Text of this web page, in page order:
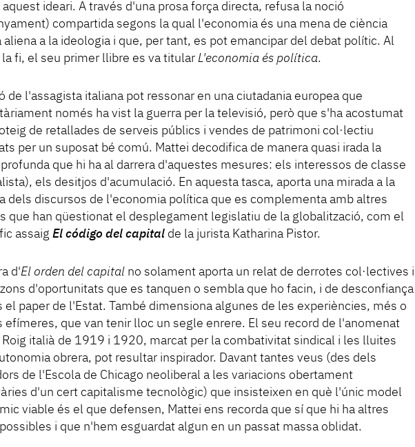
aquest ideari. A través d'una prosa força directa, refusa la noció
compartida segons la qual l'economia és una mena de ciència
aliena a la ideologia i que, per tant, es pot emancipar del debat polític. Al
la fi, el seu primer llibre es va titular L'economia és política.
de l'assagista italiana pot ressonar en una ciutadania europea que
només ha vist la guerra per la televisió, però que s'ha acostumat
de retallades de serveis públics i vendes de patrimoni col·lectiu
per un suposat bé comú. Mattei decodifica de manera quasi irada la
que hi ha al darrera d'aquestes mesures: els interessos de classe
els desitjos d'acumulació. En aquesta tasca, aporta una mirada a la
dels discursos de l'economia política que es complementa amb altres
que han qüestionat el desplegament legislatiu de la globalització, com el
assaig El código del capital de la jurista Katharina Pistor.
d'El orden del capital no solament aporta un relat de derrotes col·lectives i
d'oportunitats que es tanquen o sembla que ho facin, i de desconfiança
el paper de l'Estat. També dimensiona algunes de les experiències, més o
efímeres, que van tenir lloc un segle enrere. El seu record de l'anomenat
Roig italià de 1919 i 1920, marcat per la combativitat sindical i les lluites
obrera, pot resultar inspirador. Davant tantes veus (des dels
de l'Escola de Chicago neoliberal a les variacions obertament
d'un cert capitalisme tecnològic) que insisteixen en què l'únic model
viable és el que defensen, Mattei ens recorda que sí que hi ha altres
i que n'hem esguardat algun en un passat massa oblidat.